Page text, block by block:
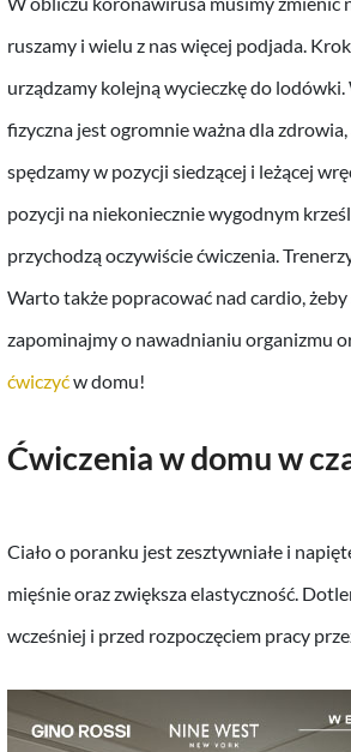
ruszamy i wielu z nas więcej podjada.
urządzamy kolejną wycieczkę do
fizyczna jest ogromnie ważna dla
spędzamy w pozycji siedzącej i leżącej
pozycji na niekoniecznie wygodnym
przychodzą oczywiście ćwiczenia.
Warto także popracować nad cardio,
zapominajmy o nawadnianiu organizmu
ćwiczyćw domu!
Ćwiczenia w domu w
Ciało o poranku jest zesztywniałe i
mięśnie oraz zwiększa elastyczność.
wcześniej i przed rozpoczęciem pracy